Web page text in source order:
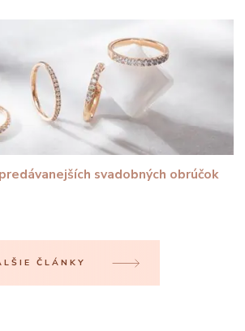
svadobných obrúčok
ČLÁNKY